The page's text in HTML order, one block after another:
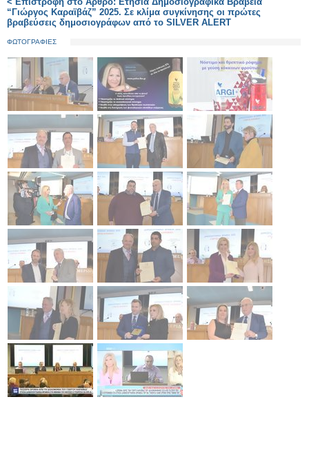
“Γιώργος Καραϊβάζ” 2025. Σε κλίμα συγκίνησης οι πρώτες
βραβεύσεις δημοσιογράφων από το SILVER ALERT
ΦΩΤΟΓΡΑΦΙΕΣ